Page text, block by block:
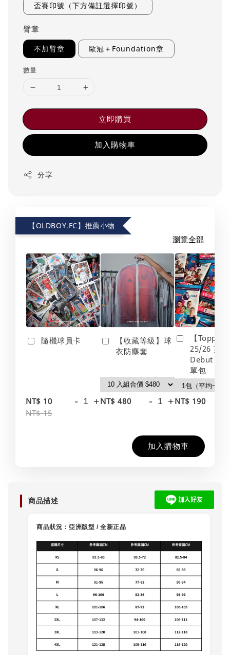
盃賽印號（下方備註選擇印號）
臂章
不加臂章 歐冠＋Foundation章
數量
立即購買
加入購物車
分享
【OLDBOY.FC】推薦小物
瀏覽全部
隨機球員卡
NT$ 10
NT$ 15
- +
【收藏等級】球
衣防塵套
NT$ 480 - +
【Topps】
25/26 英
Debut
單包
NT$ 190
加入購物車
商品描述
商品狀況：亞洲版型 /全新正品